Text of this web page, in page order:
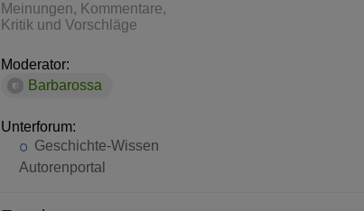
Meinungen, Kommentare,
Kritik und Vorschläge
Moderator:
Barbarossa
Unterforum:
Geschichte-Wissen
Autorenportal